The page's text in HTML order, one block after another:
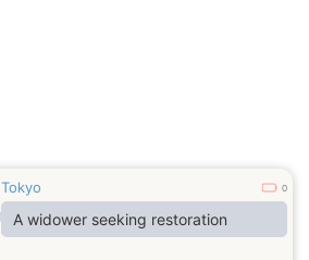
Tokyo 0
A widower seeking restoration